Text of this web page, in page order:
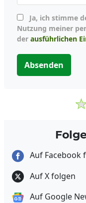
Nutzung meiner
der ausführlichen
Absenden
Auf Facebook
Auf X folgen
Auf Google